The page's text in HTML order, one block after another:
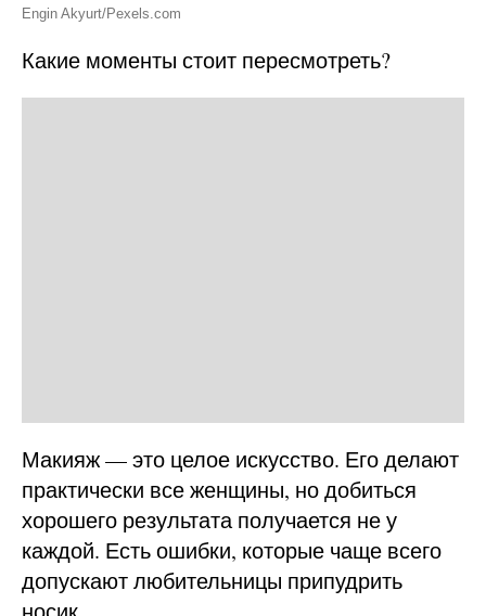
Engin Akyurt/Pexels.com
Какие моменты стоит пересмотреть?
Макияж — это целое искусство. Его делают
практически все женщины, но добиться
хорошего результата получается не у
каждой. Есть ошибки, которые чаще всего
допускают любительницы припудрить